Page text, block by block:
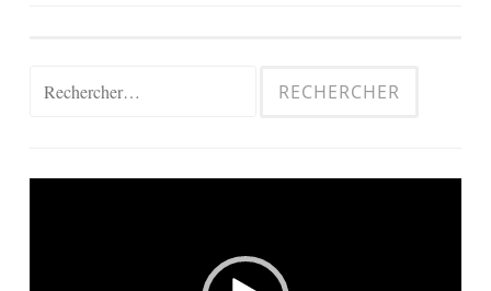
Rechercher :